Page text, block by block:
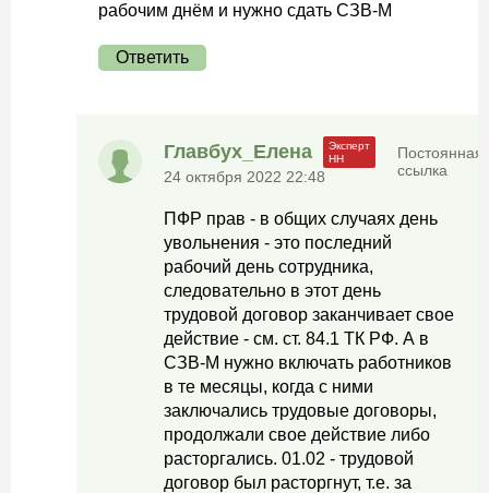
рабочим днём и нужно сдать СЗВ-М
Ответить
Главбух_Елена
24 октября 2022 22:48
Постоянная
ссылка
ПФР прав - в общих случаях день
увольнения - это последний
рабочий день сотрудника,
следовательно в этот день
трудовой договор заканчивает свое
действие - см. ст. 84.1 ТК РФ. А в
СЗВ-М нужно включать работников
в те месяцы, когда с ними
заключались трудовые договоры,
продолжали свое действие либо
расторгались. 01.02 - трудовой
договор был расторгнут, т.е. за